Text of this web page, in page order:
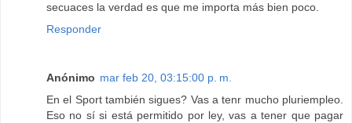
secuaces la verdad es que me importa más bien poco.
Responder
Anónimo mar feb 20, 03:15:00 p. m.
En el Sport también sigues? Vas a tenr mucho pluriempleo.
Eso no sí si está permitido por ley, vas a tener que pagar